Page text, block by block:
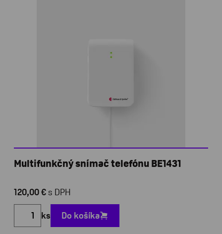
Multifunkčný snímač telefónu BE1431
120,00 € s DPH
ks Do košíka